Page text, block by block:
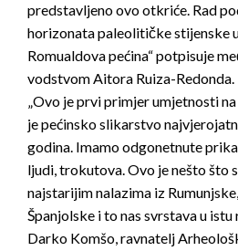
predstavljeno ovo otkriće. Rad
horizonata paleolitičke stijenske
Romualdova pećina“ potpisuje
vodstvom Aitora Ruiza-Redonda.
„Ovo je prvi primjer umjetnosti
je pećinsko slikarstvo
godina. Imamo odgonetnute
ljudi, trokutova. Ovo je nešto što
najstarijim nalazima iz
Španjolske i to nas svrstava u istu
Darko Komšo, ravnatelj